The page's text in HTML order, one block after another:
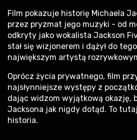
Film pokazuje historię Michaela
przez pryzmat jego muzyki - od
odkryty jako wokalista Jackson
stał się wizjonerem i dążył do
największym artystą
Oprócz życia prywatnego, film
najsłynniejsze występy z
dając widzom wyjątkową okazję,
Jacksona jak nigdy dotąd. To
historia.